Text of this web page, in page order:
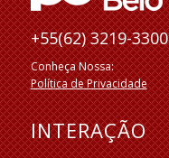
+55(62) 3219-3300
Conheça Nossa:
Política de Privacidade
INTERAÇÃO